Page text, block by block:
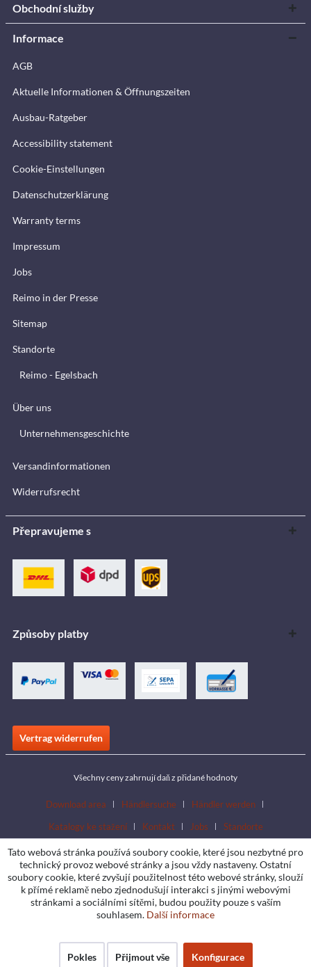
Obchodní služby
Informace
AGB
Aktuelle Informationen & Öffnungszeiten
Ausbau-Ratgeber
Accessibility statement
Cookie-Einstellungen
Datenschutzerklärung
Warranty terms
Impressum
Jobs
Reimo in der Presse
Sitemap
Standorte
Reimo - Egelsbach
Über uns
Unternehmensgeschichte
Versandinformationen
Widerrufsrecht
Přepravujeme s
Způsoby platby
Vertrag widerrufen
Všechny ceny zahrnují daň z přidané hodnoty
Download area Händlersuche
Händler werden
Katalogy ke stažení
Kontakt Jobs Standorte
Tato webová stránka používá soubory cookie, které jsou nezbytné pro
technický provoz webové stránky a jsou vždy nastaveny. Ostatní
soubory cookie, které zvyšují použitelnost této webové stránky, slouží
k přímé reklamě nebo zjednodušují interakci s jinými webovými
stránkami a sociálními sítěmi, budou použity pouze s vaším
souhlasem. Další informace
Pokles Přijmout vše Konfigurace